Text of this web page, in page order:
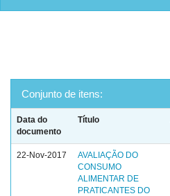
Conjunto de itens:
Data do
documento
Título
22-Nov-2017
AVALIAÇÃO DO
CONSUMO
ALIMENTAR DE
PRATICANTES DO